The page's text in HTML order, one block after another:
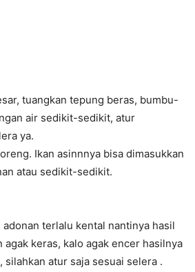
tuangkan tepung beras, bumbu-
air sedikit-sedikit, atur
ya.
Ikan asinnnya bisa dimasukkan
atau sedikit-sedikit.
adonan terlalu kental nantinya hasil
keras, kalo agak encer hasilnya
atur saja sesuai selera .